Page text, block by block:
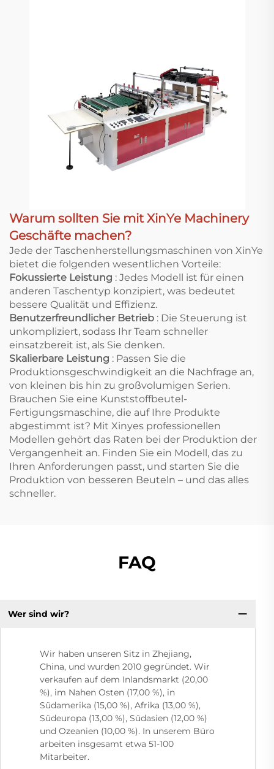
Warum sollten Sie mit XinYe Machinery
Geschäfte machen?
Jede der Taschenherstellungsmaschinen von XinYe
bietet die folgenden wesentlichen Vorteile:
Fokussierte Leistung : Jedes Modell ist für einen
anderen Taschentyp konzipiert, was bedeutet
bessere Qualität und Effizienz.
Benutzerfreundlicher Betrieb : Die Steuerung ist
unkompliziert, sodass Ihr Team schneller
einsatzbereit ist, als Sie denken.
Skalierbare Leistung : Passen Sie die
Produktionsgeschwindigkeit an die Nachfrage an,
von kleinen bis hin zu großvolumigen Serien.
Brauchen Sie eine Kunststoffbeutel-
Fertigungsmaschine, die auf Ihre Produkte
abgestimmt ist? Mit Xinyes professionellen
Modellen gehört das Raten bei der Produktion der
Vergangenheit an. Finden Sie ein Modell, das zu
Ihren Anforderungen passt, und starten Sie die
Produktion von besseren Beuteln – und das alles
schneller.
FAQ
Wer sind wir?
Wir haben unseren Sitz in Zhejiang,
China, und wurden 2010 gegründet. Wir
verkaufen auf dem Inlandsmarkt (20,00
%), im Nahen Osten (17,00 %), in
Südamerika (15,00 %), Afrika (13,00 %),
Südeuropa (13,00 %), Südasien (12,00 %)
und Ozeanien (10,00 %). In unserem Büro
arbeiten insgesamt etwa 51-100
Mitarbeiter.